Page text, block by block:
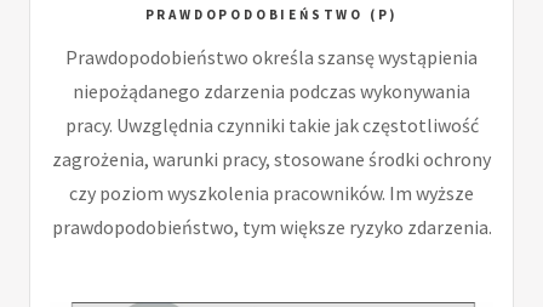
PRAWDOPODOBIEŃSTWO (P)
Prawdopodobieństwo określa szansę wystąpienia
niepożądanego zdarzenia podczas wykonywania
pracy. Uwzględnia czynniki takie jak częstotliwość
zagrożenia, warunki pracy, stosowane środki ochrony
czy poziom wyszkolenia pracowników. Im wyższe
prawdopodobieństwo, tym większe ryzyko zdarzenia.